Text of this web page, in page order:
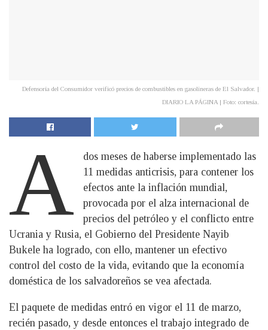
Defensoría del Consumidor verificó precios de combustibles en gasolineras de El Salvador. |
DIARIO LA PÁGINA | Foto: cortesía.
A
dos meses de haberse implementado las
11 medidas anticrisis, para contener los
efectos ante la inflación mundial,
provocada por el alza internacional de
precios del petróleo y el conflicto entre
Ucrania y Rusia, el Gobierno del Presidente Nayib
Bukele ha logrado, con ello, mantener un efectivo
control del costo de la vida, evitando que la economía
doméstica de los salvadoreños se vea afectada.
El paquete de medidas entró en vigor el 11 de marzo,
recién pasado, y desde entonces el trabajo integrado de